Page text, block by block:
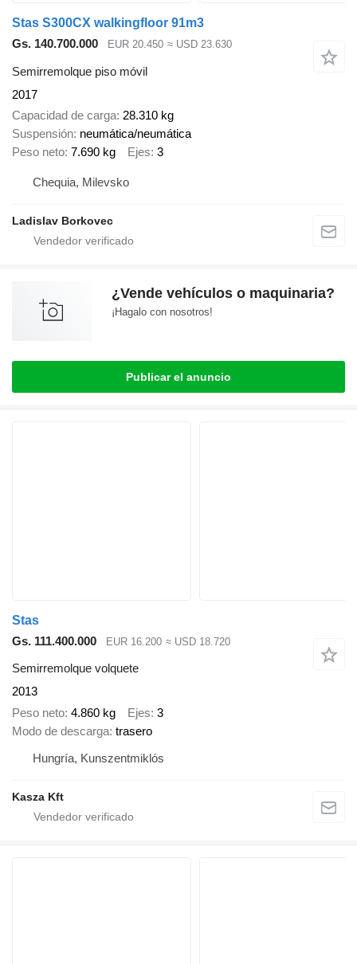
Stas S300CX walkingfloor 91m3
Gs. 140.700.000
EUR 20.450 ≈ USD 23.630
Semirremolque piso móvil
2017
Capacidad de carga 28.310 kg
Suspensión neumática/neumática
Peso neto 7.690 kg Ejes 3
Chequia, Milevsko
Ladislav Borkovec
¿Vende vehículos o maquinaria?
¡Hagalo con nosotros!
Publicar el anuncio
Stas
Gs. 111.400.000
EUR 16.200 ≈ USD 18.720
Semirremolque volquete
2013
Peso neto 4.860 kg Ejes 3
Modo de descarga trasero
Hungría, Kunszentmiklós
Kasza Kft